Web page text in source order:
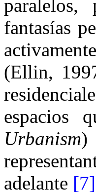
paralelos,
fantasías
(Ellin,
espacios
Urbanism)
adelante [7]